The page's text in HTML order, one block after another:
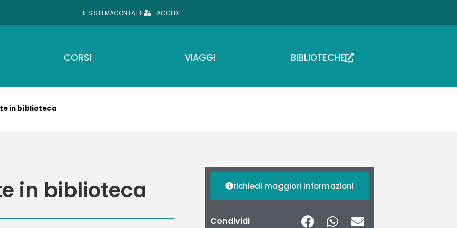
IL SISTEMACONTATTI ACCEDI
CORSI VIAGGI BIBLIOTECHE
in biblioteca
in biblioteca richiedi maggiori informazioni
Condividi